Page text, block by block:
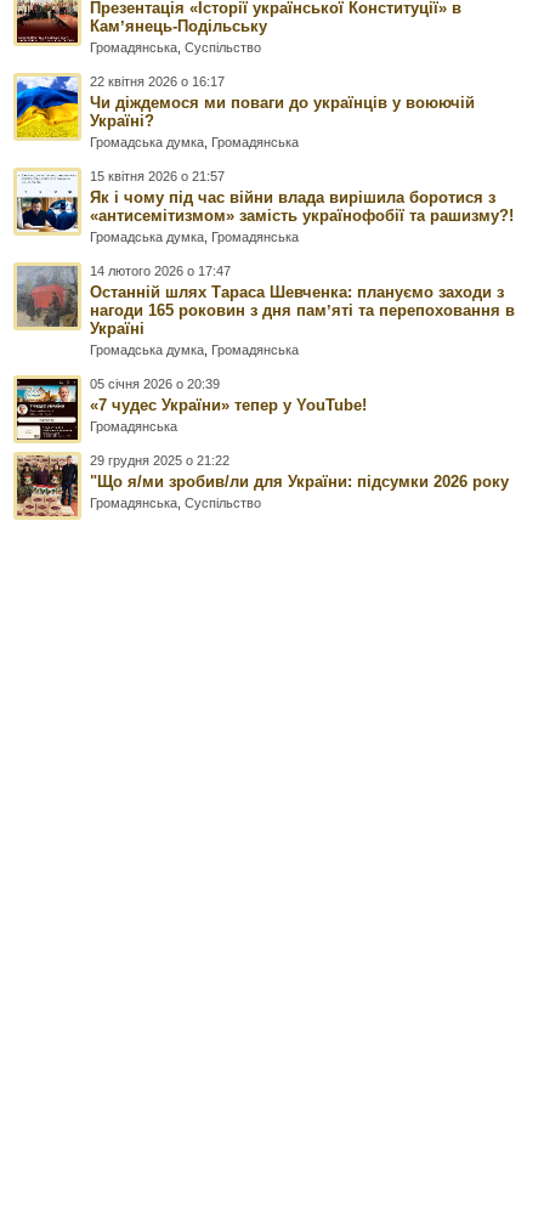
Презентація «Історії української Конституції» в
Камʼянець-Подільську
Громадянська ,Суспільство
22 квітня 2026 о 16:17
Чи діждемося ми поваги до українців у воюючій
Україні?
Громадська думка Громадянська
15 квітня 2026 о 21:57
Як і чому під час війни влада вирішила боротися з
«антисемітизмом» замість українофобії та рашизму?!
Громадська думка Громадянська
14 лютого 2026 о 17:47
Останній шлях Тараса Шевченка: плануємо заходи з
нагоди 165 роковин з дня памʼяті та перепоховання в
Україні
Громадська думка Громадянська
05 січня 2026 о 20:39
«7 чудес України» тепер у YouTube!
Громадянська
29 грудня 2025 о 21:22
"Що я/ми зробив/ли для України: підсумки 2026 року
Громадянська ,Суспільство